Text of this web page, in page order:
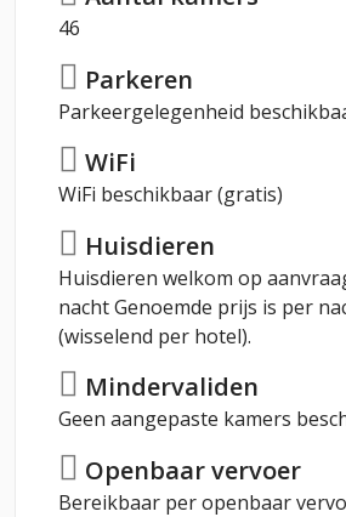
46
Parkeren
Parkeergelegenheid
WiFi
WiFi beschikbaar (gratis)
Huisdieren
Huisdieren welkom op
nacht Genoemde prijs is per
(wisselend per hotel).
Mindervaliden
Geen aangepaste kamers
Openbaar vervoer
Bereikbaar per openbaar